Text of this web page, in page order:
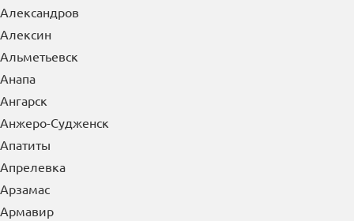
Алексин
Альметьевск
Анапа
Ангарск
Анжеро-Судженск
Апатиты
Апрелевка
Арзамас
Армавир
Арсеньев